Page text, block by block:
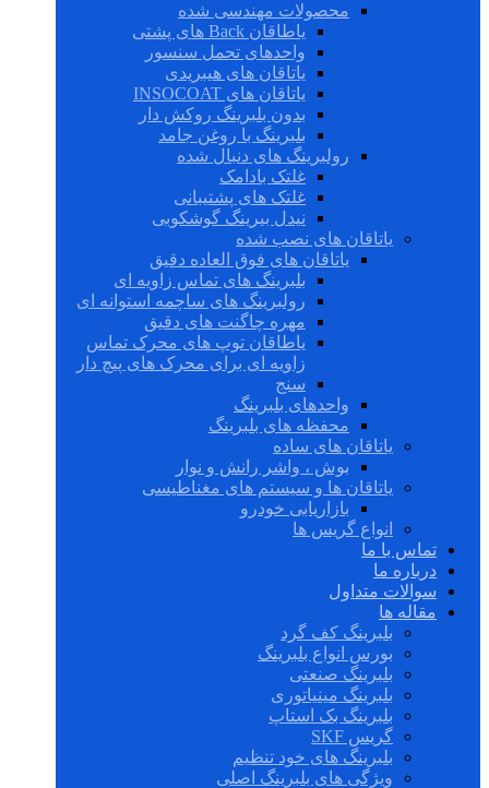
محصولات مهندسی شده
یاطاقان Back های پشتی
واحدهای تحمل سنسور
یاتاقان های هیبریدی
یاتاقان های INSOCOAT
بدون بلبرینگ روکش دار
بلبرینگ با روغن جامد
رولبرینگ های دنبال شده
غلتک بادامک
غلتک های پشتیبانی
نیدل بیرینگ گوشکوبی
یاتاقان های نصب شده
یاتاقان های فوق العاده دقیق
بلبرینگ های تماس زاویه ای
رولبرینگ های ساچمه استوانه ای
مهره چاگنت های دقیق
یاطاقان توپ های محرک تماس
زاویه ای برای محرک های پیچ دار
سنج
واحدهای بلبرینگ
محفظه های بلبرینگ
یاتاقان های ساده
بوش ، واشر رانش و نوار
یاتاقان ها و سیستم های مغناطیسی
بازاریابی خودرو
انواع گریس ها
تماس با ما
درباره ما
سوالات متداول
مقاله ها
بلبرینگ کف گرد
بورس انواع بلبرینگ
بلبرینگ صنعتی
بلبرینگ مینیاتوری
بلبرینگ بک استاپ
گریس SKF
بلبرینگ های خود تنظیم
ویژگی های بلبرینگ اصلی